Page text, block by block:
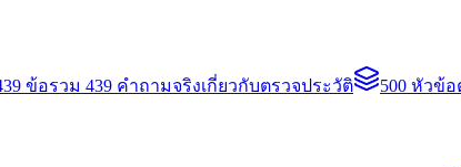
ข้อรวม 439 คำถามจริงเกี่ยวกับตรวจประวัติ 500 หัวข้